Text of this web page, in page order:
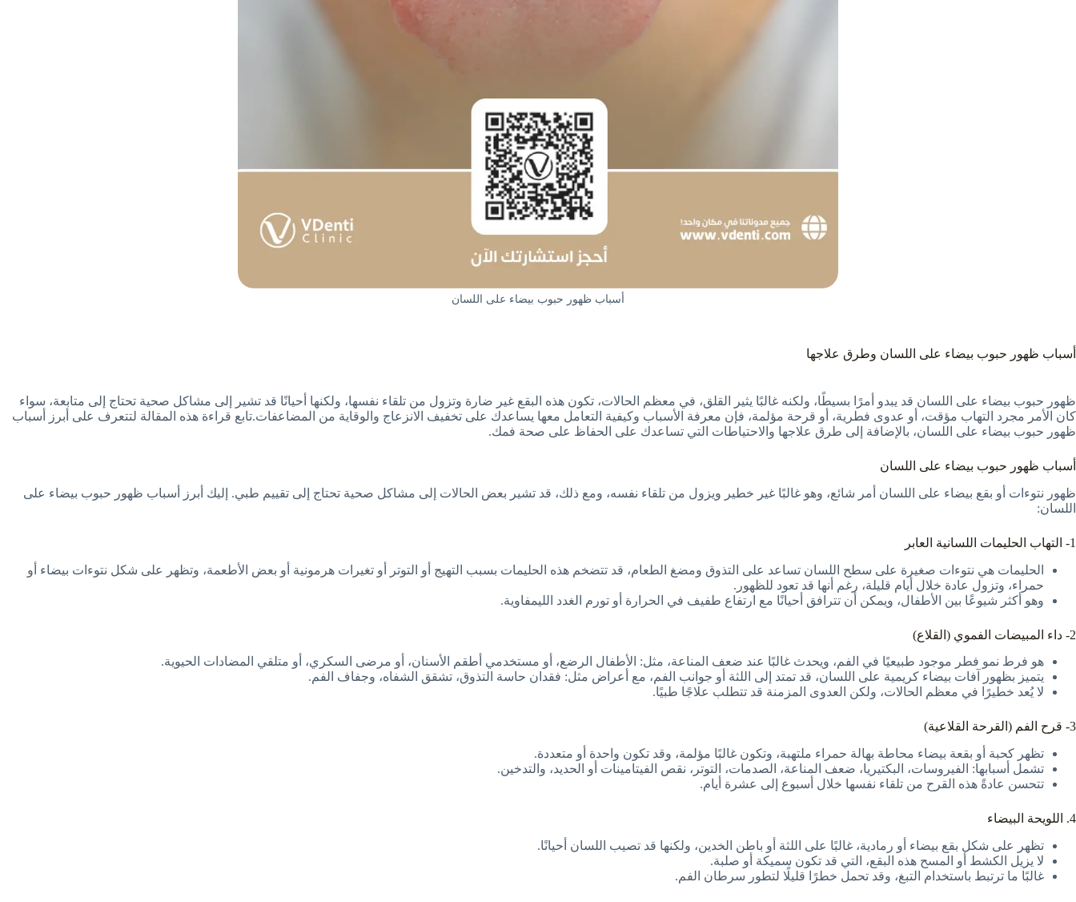
أسباب ظهور حبوب بيضاء على اللسان
أسباب ظهور حبوب بيضاء على اللسان وطرق علاجها
ظهور حبوب بيضاء على اللسان قد يبدو أمرًا بسيطًا، ولكنه غالبًا يثير القلق، في معظم الحالات، تكون هذه البقع غير ضارة وتزول من تلقاء نفسها، ولكنها أحيانًا قد تشير إلى مشاكل صحية تحتاج إلى متابعة، سواء
كان الأمر مجرد التهاب مؤقت، أو عدوى فطرية، أو قرحة مؤلمة، فإن معرفة الأسباب وكيفية التعامل معها يساعدك على تخفيف الانزعاج والوقاية من المضاعفات.تابع قراءة هذه المقالة لتتعرف على أبرز أسباب
ظهور حبوب بيضاء على اللسان، بالإضافة إلى طرق علاجها والاحتياطات التي تساعدك على الحفاظ على صحة فمك.
أسباب ظهور حبوب بيضاء على اللسان
ظهور نتوءات أو بقع بيضاء على اللسان أمر شائع، وهو غالبًا غير خطير ويزول من تلقاء نفسه، ومع ذلك، قد تشير بعض الحالات إلى مشاكل صحية تحتاج إلى تقييم طبي. إليك أبرز أسباب ظهور حبوب بيضاء على
اللسان:
1- التهاب الحليمات اللسانية العابر
الحليمات هي نتوءات صغيرة على سطح اللسان تساعد على التذوق ومضغ الطعام، قد تتضخم هذه الحليمات بسبب التهيج أو التوتر أو تغيرات هرمونية أو بعض الأطعمة، وتظهر على شكل نتوءات بيضاء أو
حمراء، وتزول عادة خلال أيام قليلة، رغم أنها قد تعود للظهور.
وهو أكثر شيوعًا بين الأطفال، ويمكن أن تترافق أحيانًا مع ارتفاع طفيف في الحرارة أو تورم الغدد الليمفاوية.
2- داء المبيضات الفموي (القلاع)
هو فرط نمو فطر موجود طبيعيًا في الفم، ويحدث غالبًا عند ضعف المناعة، مثل: الأطفال الرضع، أو مستخدمي أطقم الأسنان، أو مرضى السكري، أو متلقي المضادات الحيوية.
يتميز بظهور آفات بيضاء كريمية على اللسان، قد تمتد إلى اللثة أو جوانب الفم، مع أعراض مثل: فقدان حاسة التذوق، تشقق الشفاه، وجفاف الفم.
لا يُعد خطيرًا في معظم الحالات، ولكن العدوى المزمنة قد تتطلب علاجًا طبيًا.
3- قرح الفم (القرحة القلاعية)
تظهر كحبة أو بقعة بيضاء محاطة بهالة حمراء ملتهبة، وتكون غالبًا مؤلمة، وقد تكون واحدة أو متعددة.
تشمل أسبابها: الفيروسات، البكتيريا، ضعف المناعة، الصدمات، التوتر، نقص الفيتامينات أو الحديد، والتدخين.
تتحسن عادةً هذه القرح من تلقاء نفسها خلال أسبوع إلى عشرة أيام.
4. اللويحة البيضاء
تظهر على شكل بقع بيضاء أو رمادية، غالبًا على اللثة أو باطن الخدين، ولكنها قد تصيب اللسان أحيانًا.
لا يزيل الكشط أو المسح هذه البقع، التي قد تكون سميكة أو صلبة.
غالبًا ما ترتبط باستخدام التبغ، وقد تحمل خطرًا قليلًا لتطور سرطان الفم.